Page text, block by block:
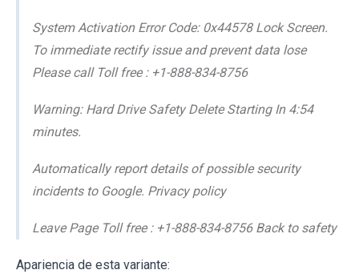
System Activation Error Code: 0x44578 Lock Screen.
To immediate rectify issue and prevent data lose
Please call Toll free : +1-888-834-8756
Warning: Hard Drive Safety Delete Starting In 4:54
minutes.
Automatically report details of possible security
incidents to Google. Privacy policy
Leave Page Toll free : +1-888-834-8756 Back to safety
Apariencia de esta variante: